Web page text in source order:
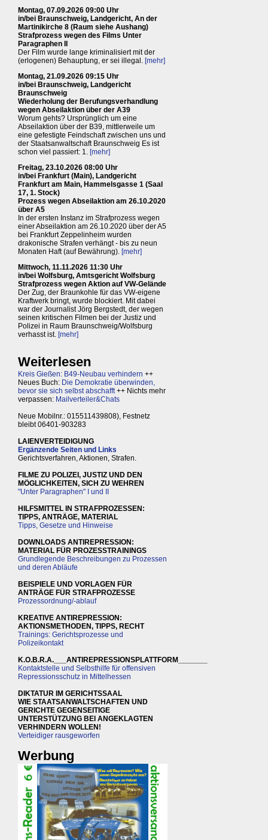
Montag, 07.09.2026 09:00 Uhr
in/bei Braunschweig, Landgericht, An der
Martinikirche 8 (Raum siehe Aushang)
Strafprozess wegen des Films Unter
Paragraphen II
Der Film wurde lange kriminalisiert mit der
(erlogenen) Behauptung, er sei illegal. [mehr]
Montag, 21.09.2026 09:15 Uhr
in/bei Braunschweig, Landgericht
Braunschweig
Wiederholung der Berufungsverhandlung
wegen Abseilaktion über der A39
Worum gehts? Ursprünglich um eine
Abseilaktion über der B39, mittlerweile um
eine gefestigte Feindschaft zwischen uns und
der Staatsanwaltschaft Braunschweig Es ist
schon viel passiert: 1. [mehr]
Freitag, 23.10.2026 08:00 Uhr
in/bei Frankfurt (Main), Landgericht
Frankfurt am Main, Hammelsgasse 1 (Saal
17, 1. Stock)
Prozess wegen Abseilaktion am 26.10.2020
über A5
In der ersten Instanz im Strafprozess wegen
einer Abseilaktion am 26.10.2020 über der A5
bei Frankfurt Zeppelinheim wurden
drakonische Strafen verhängt - bis zu neun
Monaten Haft (auf Bewährung). [mehr]
Mittwoch, 11.11.2026 11:30 Uhr
in/bei Wolfsburg, Amtsgericht Wolfsburg
Strafprozess wegen Aktion auf VW-Gelände
Der Zug, der Braunkohle für das VW-eigene
Kraftwerk bringt, wurde blockiert. Mit dabei
war der Journalist Jörg Bergstedt, der wegen
seinen kritischen Filmen bei der Justiz und
Polizei in Raum Braunschweig/Wolfsburg
verhasst ist. [mehr]
Weiterlesen
Kreis Gießen: B49-Neubau verhindern ++
Neues Buch: Die Demokratie überwinden,
bevor sie sich selbst abschafft++ Nichts mehr
verpassen: Mailverteiler&Chats
Neue Mobilnr.: 015511439808), Festnetz
bleibt 06401-903283
LAIENVERTEIDIGUNG
Ergänzende Seiten und Links
Gerichtsverfahren, Aktionen, Strafen.
FILME ZU POLIZEI, JUSTIZ UND DEN
MÖGLICHKEITEN, SICH ZU WEHREN
"Unter Paragraphen" I und II
HILFSMITTEL IN STRAFPROZESSEN:
TIPPS, ANTRÄGE, MATERIAL
Tipps, Gesetze und Hinweise
DOWNLOADS ANTIREPRESSION:
MATERIAL FÜR PROZESSTRAININGS
Grundlegende Beschreibungen zu Prozessen
und deren Abläufe
BEISPIELE UND VORLAGEN FÜR
ANTRÄGE FÜR STRAFPROZESSE
Prozessordnung/-ablauf
KREATIVE ANTIREPRESSION:
AKTIONSMETHODEN, TIPPS, RECHT
Trainings: Gerichtsprozesse und
Polizeikontakt
K.O.B.R.A.___ANTIREPRESSIONSPLATTFORM_______
Kontaktstelle und Selbsthilfe für offensiven
Repressionsschutz in Mittelhessen
DIKTATUR IM GERICHTSSAAL
WIE STAATSANWALTSCHAFTEN UND
GERICHTE GEGENSEITIGE
UNTERSTÜTZUNG BEI ANGEKLAGTEN
VERHINDERN WOLLEN!
Verteidiger rausgeworfen
Werbung